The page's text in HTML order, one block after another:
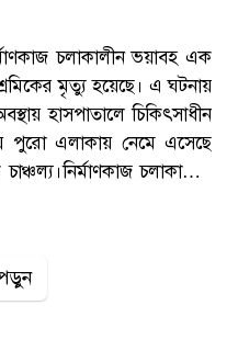
চলাকালীন ভয়াবহ এক
মৃত্যু হয়েছে। এ ঘটনায়
হাসপাতালে চিকিৎসাধীন
পুরো এলাকায় নেমে এসেছে
চলাকালেই
রড বা লিফটিংয়ের কোনো